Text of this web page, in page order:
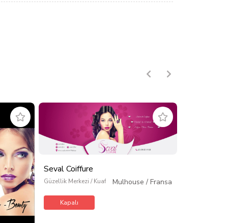
Seval Coiffure
Güzellik Merkezi / Kuaför / Kişisel Bakım
Mulhouse / Fransa
Kapalı